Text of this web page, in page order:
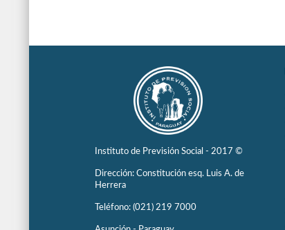
Instituto de Previsión Social - 2017 ©
Dirección: Constitución esq. Luis A. de
Herrera
Teléfono: (021) 219 7000